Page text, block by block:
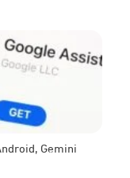
Gemini